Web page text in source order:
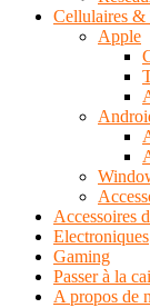
Cellulaires &
Apple
Accessoires
Electroniques
Gaming
Passer à la
A propos de